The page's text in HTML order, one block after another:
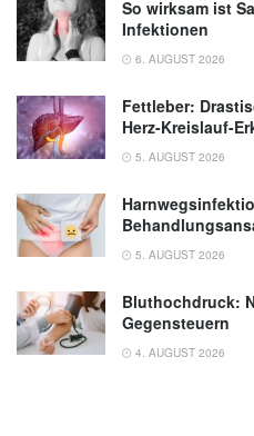
So wirksam ist
Infektionen
6. AUGUST 2026
Fettleber:
Herz-Kreislauf-
5. AUGUST 2026
5. AUGUST 2026
Bluthochdruck:
Gegensteuern
4. AUGUST 2026